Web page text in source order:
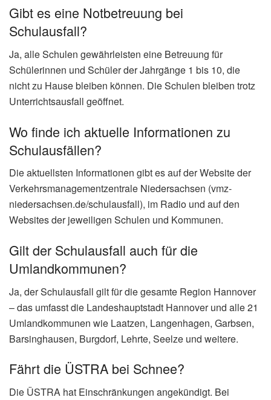
Gibt es eine Notbetreuung bei
Schulausfall?
Ja, alle Schulen gewährleisten eine Betreuung für
Schülerinnen und Schüler der Jahrgänge 1 bis 10, die
nicht zu Hause bleiben können. Die Schulen bleiben trotz
Unterrichtsausfall geöffnet.
Wo finde ich aktuelle Informationen zu
Schulausfällen?
Die aktuellsten Informationen gibt es auf der Website der
Verkehrsmanagementzentrale Niedersachsen (vmz-
niedersachsen.de/schulausfall), im Radio und auf den
Websites der jeweiligen Schulen und Kommunen.
Gilt der Schulausfall auch für die
Umlandkommunen?
Ja, der Schulausfall gilt für die gesamte Region Hannover
– das umfasst die Landeshauptstadt Hannover und alle 21
Umlandkommunen wie Laatzen, Langenhagen, Garbsen,
Barsinghausen, Burgdorf, Lehrte, Seelze und weitere.
Fährt die ÜSTRA bei Schnee?
Die ÜSTRA hat Einschränkungen angekündigt. Bei